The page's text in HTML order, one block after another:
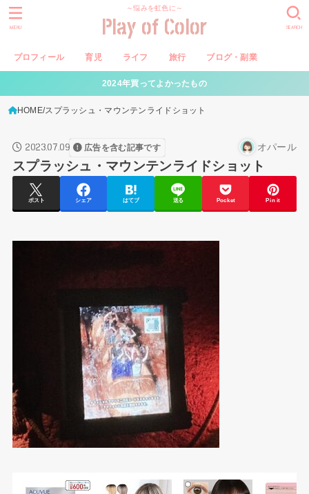
～悩みを虹色に～
Play of Color
プロフィール 育児 ライフ 旅行 ブログ・副業
SEARCH
MENU
2024年買ってよかったもの
HOME スプラッシュ・マウンテンライドショット
2023.07.09 広告を含む記事です オパール
スプラッシュ・マウンテンライドショット
ポスト シェア はてブ 送る Pocket Pin it